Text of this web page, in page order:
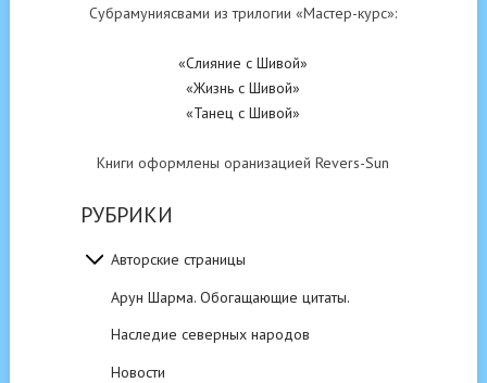
Субрамуниясвами из трилогии «Мастер-курс»:
«Слияние с Шивой»
«Жизнь с Шивой»
«Танец с Шивой»
Книги оформлены оранизацией Revers-Sun
РУБРИКИ
Авторские страницы
Арун Шарма. Обогащающие цитаты.
Наследие северных народов
Новости